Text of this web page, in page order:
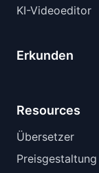
KI-Videoeditor
Erkunden
Resources
Übersetzer
Preisgestaltung